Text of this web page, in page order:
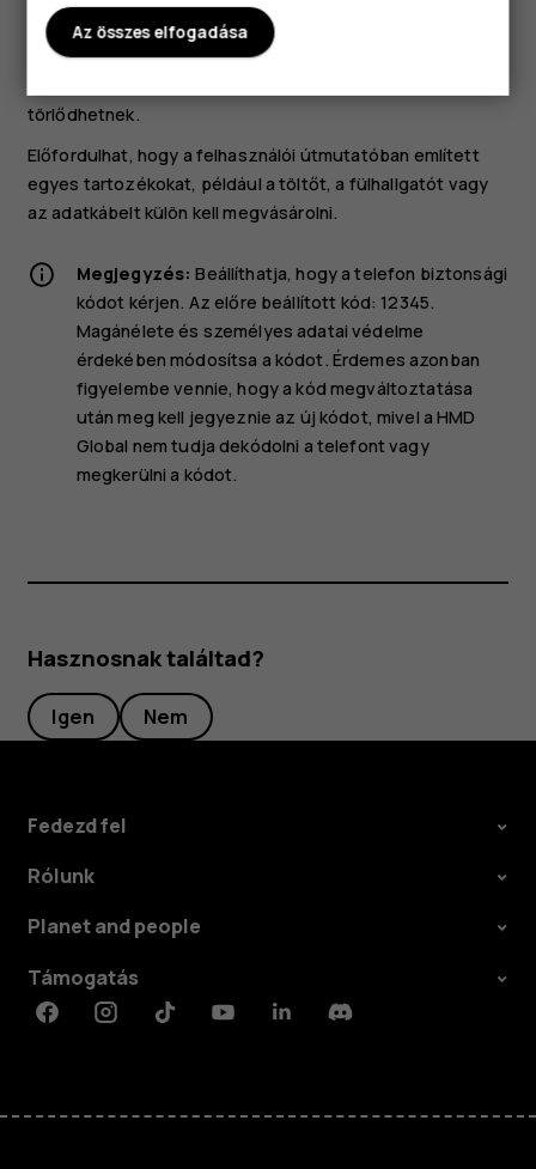
vonzhatja a fémből készült tárgyakat. Ne tegye a
készüléket hitelkártya vagy egyéb mágneses adattároló
törlődhetnek.
Előfordulhat, hogy a felhasználói útmutatóban említett
egyes tartozékokat, például a töltőt, a fülhallgatót vagy
az adatkábelt külön kell megvásárolni.
Megjegyzés: Beállíthatja, hogy a telefon biztonsági
kódot kérjen. Az előre beállított kód: 12345.
Magánélete és személyes adatai védelme
érdekében módosítsa a kódot. Érdemes azonban
figyelembe vennie, hogy a kód megváltoztatása
után meg kell jegyeznie az új kódot, mivel a HMD
Global nem tudja dekódolni a telefont vagy
megkerülni a kódot.
Hasznosnak találtad?
Igen Nem
Fedezd fel
Rólunk
Planet and people
Támogatás
FacebookInstagramTiktokYoutubeLinkedinDiscord
Az összes elfogadása